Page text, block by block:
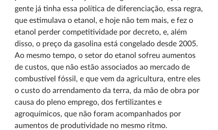
gente já tinha essa política de diferenciação, essa regra,
que estimulava o etanol, e hoje não tem mais, e fez o
etanol perder competitividade por decreto, e, além
disso, o preço da gasolina está congelado desde 2005.
Ao mesmo tempo, o setor do etanol sofreu aumentos
de custos, que não estão associados ao mercado de
combustível fóssil, e que vem da agricultura, entre eles
o custo do arrendamento da terra, da mão de obra por
causa do pleno emprego, dos fertilizantes e
agroquímicos, que não foram acompanhados por
aumentos de produtividade no mesmo ritmo.